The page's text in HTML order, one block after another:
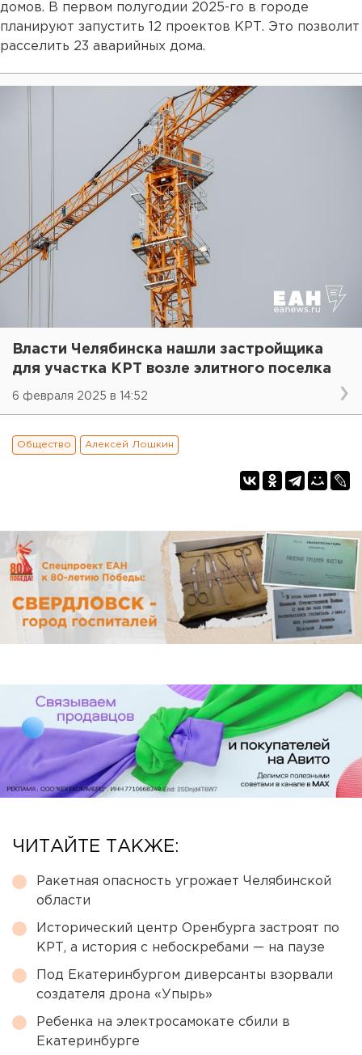
домов. В первом полугодии 2025-го в городе
планируют запустить 12 проектов КРТ. Это позволит
расселить 23 аварийных дома.
Власти Челябинска нашли застройщика
для участка КРТ возле элитного поселка
6 февраля 2025 в 14:52
Общество Алексей Лошкин
ЧИТАЙТЕ ТАКЖЕ:
Ракетная опасность угрожает Челябинской
области
Исторический центр Оренбурга застроят по
КРТ, а история с небоскребами — на паузе
Под Екатеринбургом диверсанты взорвали
создателя дрона «Упырь»
Ребенка на электросамокате сбили в
Екатеринбурге